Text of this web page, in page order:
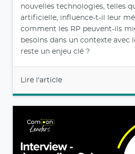
nouvelles technologies, telles
artificielle, influence-t-il leur
comment les RP peuvent-ils
besoins dans un contexte avec
reste un enjeu clé ?
Lire l'article